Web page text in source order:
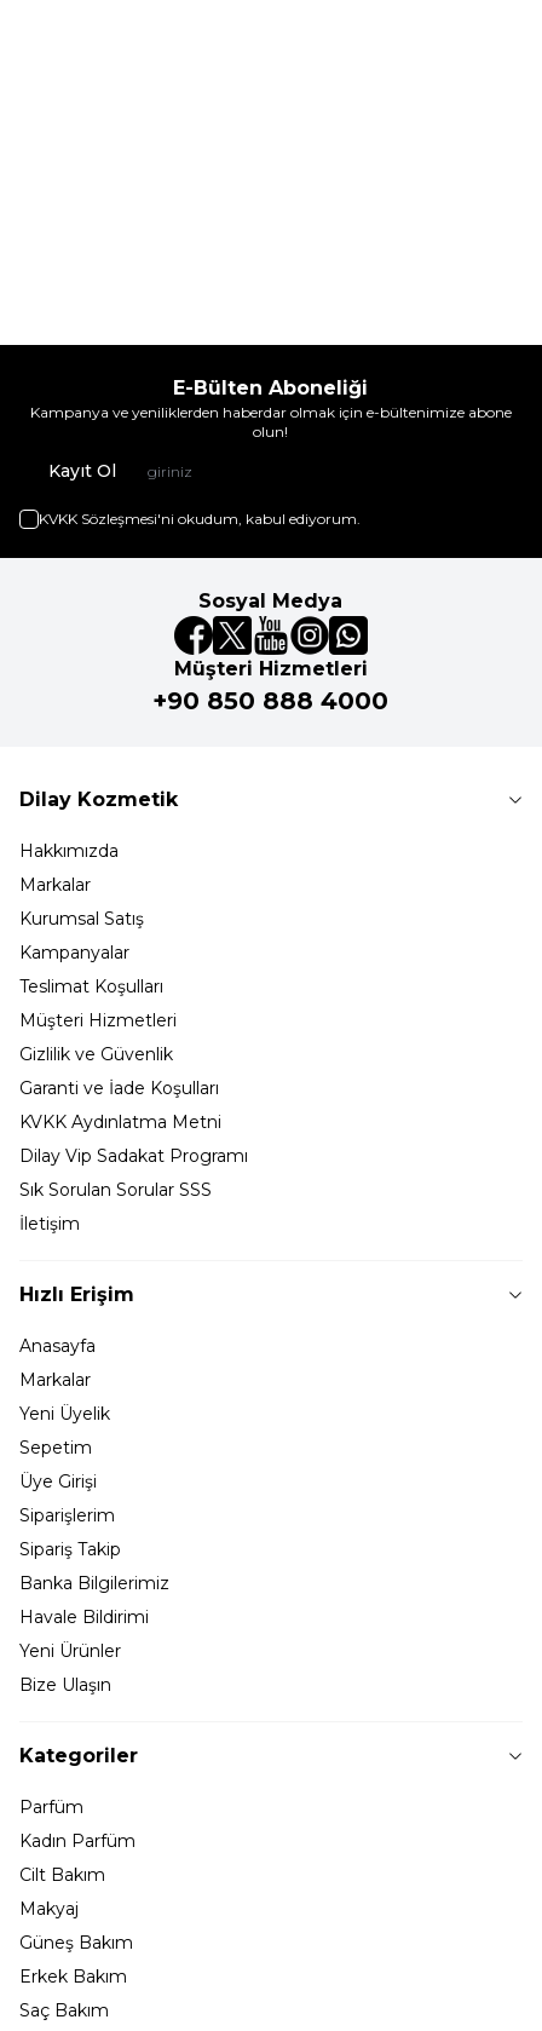
E-Bülten Aboneliği
Kampanya ve yeniliklerden haberdar olmak için e-bültenimize abone
olun!
Kayıt Ol
KVKK Sözleşmesi'ni okudum, kabul ediyorum.
Sosyal Medya
Müşteri Hizmetleri
+90 850 888 4000
Dilay Kozmetik
Hakkımızda
Markalar
Kurumsal Satış
Kampanyalar
Teslimat Koşulları
Müşteri Hizmetleri
Gizlilik ve Güvenlik
Garanti ve İade Koşulları
KVKK Aydınlatma Metni
Dilay Vip Sadakat Programı
Sık Sorulan Sorular SSS
İletişim
Hızlı Erişim
Anasayfa
Markalar
Yeni Üyelik
Sepetim
Üye Girişi
Siparişlerim
Sipariş Takip
Banka Bilgilerimiz
Havale Bildirimi
Yeni Ürünler
Bize Ulaşın
Kategoriler
Parfüm
Kadın Parfüm
Cilt Bakım
Makyaj
Güneş Bakım
Erkek Bakım
Saç Bakım